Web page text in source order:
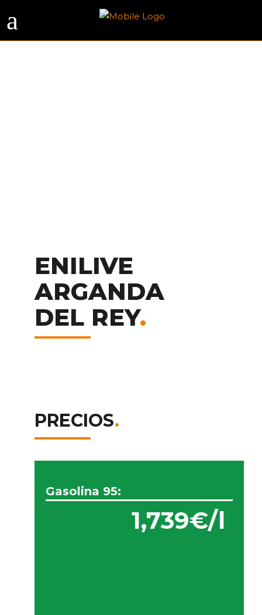
ENILIVE
ARGANDA
DEL REY.
PRECIOS.
Gasolina 95:
1,739€/l